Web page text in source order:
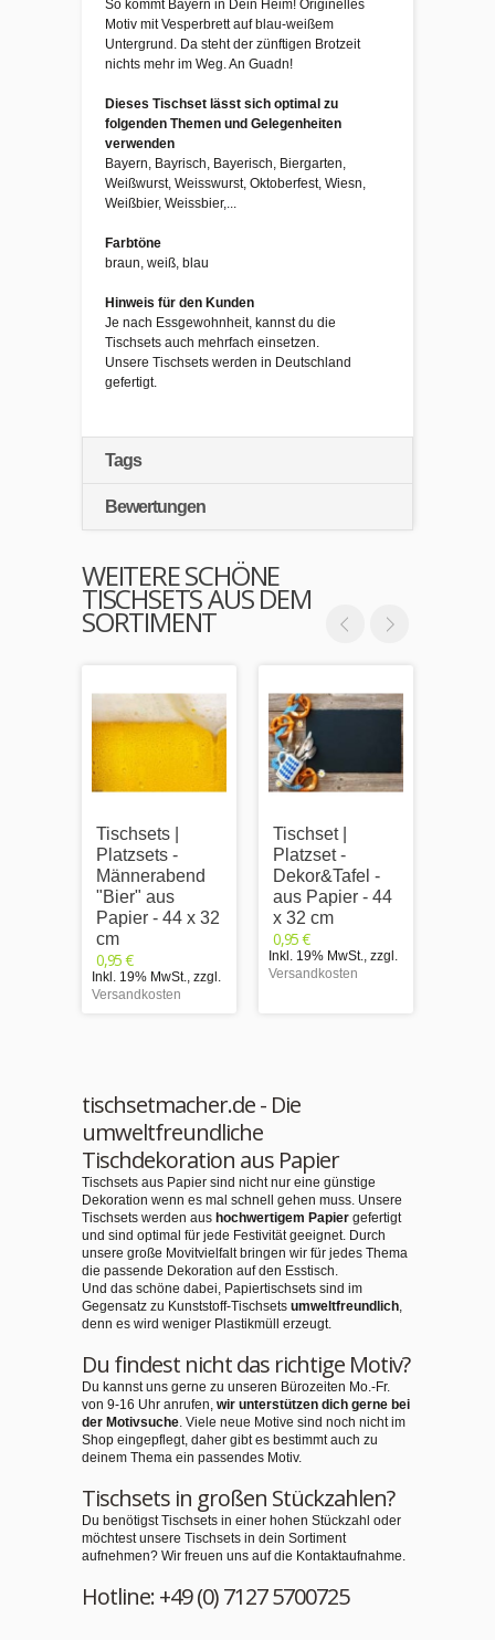
So kommt Bayern in Dein Heim! Originelles
Motiv mit Vesperbrett auf blau-weißem
Untergrund. Da steht der zünftigen Brotzeit
nichts mehr im Weg. An Guadn!
Dieses Tischset lässt sich optimal zu
folgenden Themen und Gelegenheiten
verwenden
Bayern, Bayrisch, Bayerisch, Biergarten,
Weißwurst, Weisswurst, Oktoberfest, Wiesn,
Weißbier, Weissbier,...
Farbtöne
braun, weiß, blau
Hinweis für den Kunden
Je nach Essgewohnheit, kannst du die
Tischsets auch mehrfach einsetzen.
Unsere Tischsets werden in Deutschland
gefertigt.
Tags
Bewertungen
WEITERE SCHÖNE
TISCHSETS AUS DEM
SORTIMENT
Tischsets |
Platzsets -
Männerabend
"Bier" aus
Papier - 44 x 32
cm
0,95 €
Inkl. 19% MwSt., zzgl.
Versandkosten
Tischset |
Platzset -
Dekor&Tafel -
aus Papier - 44
x 32 cm
0,95 €
Inkl. 19% MwSt., zzgl.
Versandkosten
tischsetmacher.de - Die
umweltfreundliche
Tischdekoration aus Papier
Tischsets aus Papier sind nicht nur eine günstige
Dekoration wenn es mal schnell gehen muss. Unsere
Tischsets werden aus hochwertigem Papier gefertigt
und sind optimal für jede Festivität geeignet. Durch
unsere große Movitvielfalt bringen wir für jedes Thema
die passende Dekoration auf den Esstisch.
Und das schöne dabei, Papiertischsets sind im
Gegensatz zu Kunststoff-Tischsets umweltfreundlich,
denn es wird weniger Plastikmüll erzeugt.
Du findest nicht das richtige Motiv?
Du kannst uns gerne zu unseren Bürozeiten Mo.-Fr.
von 9-16 Uhr anrufen, wir unterstützen dich gerne bei
der Motivsuche. Viele neue Motive sind noch nicht im
Shop eingepflegt, daher gibt es bestimmt auch zu
deinem Thema ein passendes Motiv.
Tischsets in großen Stückzahlen?
Du benötigst Tischsets in einer hohen Stückzahl oder
möchtest unsere Tischsets in dein Sortiment
aufnehmen? Wir freuen uns auf die Kontaktaufnahme.
Hotline: +49 (0) 7127 5700725